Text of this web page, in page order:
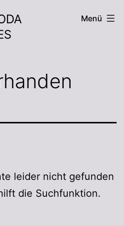
Menü
leider nicht gefunden
die Suchfunktion.